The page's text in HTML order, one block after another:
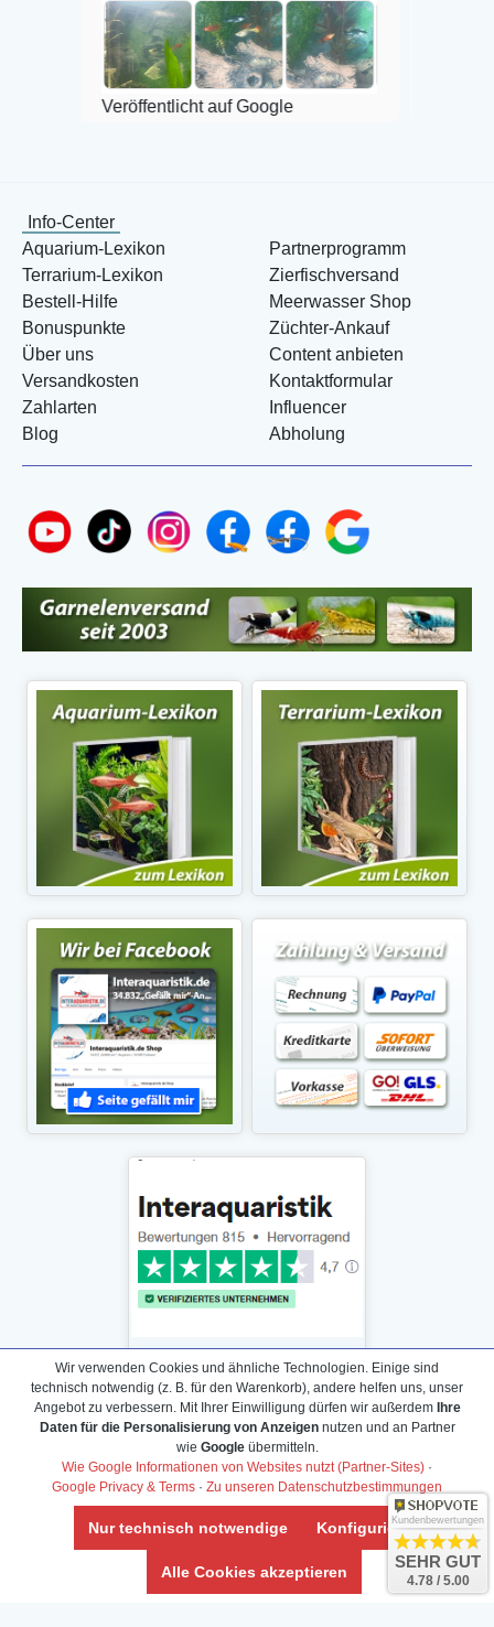
Veröffentlicht auf Google
Info-Center
Aquarium-Lexikon
Terrarium-Lexikon
Bestell-Hilfe
Bonuspunkte
Über uns
Versandkosten
Zahlarten
Blog
Partnerprogramm
Zierfischversand
Meerwasser Shop
Züchter-Ankauf
Content anbieten
Kontaktformular
Influencer
Abholung
Daten­schutz­erklärung
Widerrufs­recht /Widerrufs­formular
AGB & Info
Impressum
Umwelt und Entsorgung
Vertrag widerrufen
Wir verwenden Cookies und ähnliche Technologien. Einige sind
technisch notwendig (z. B. für den Warenkorb), andere helfen uns, unser
Angebot zu verbessern. Mit Ihrer Einwilligung dürfen wir außerdem Ihre
Daten für die Personalisierung von Anzeigennutzen und an Partner
wie Googleübermitteln.
Wie Google Informationen von Websites nutzt (Partner-Sites) ·
Google Privacy & Terms · Zu unseren Datenschutzbestimmungen
Nur technisch notwendige Konfigurieren
Alle Cookies akzeptieren
Kundenbewertungen
SEHR GUT
4.78 / 5.00